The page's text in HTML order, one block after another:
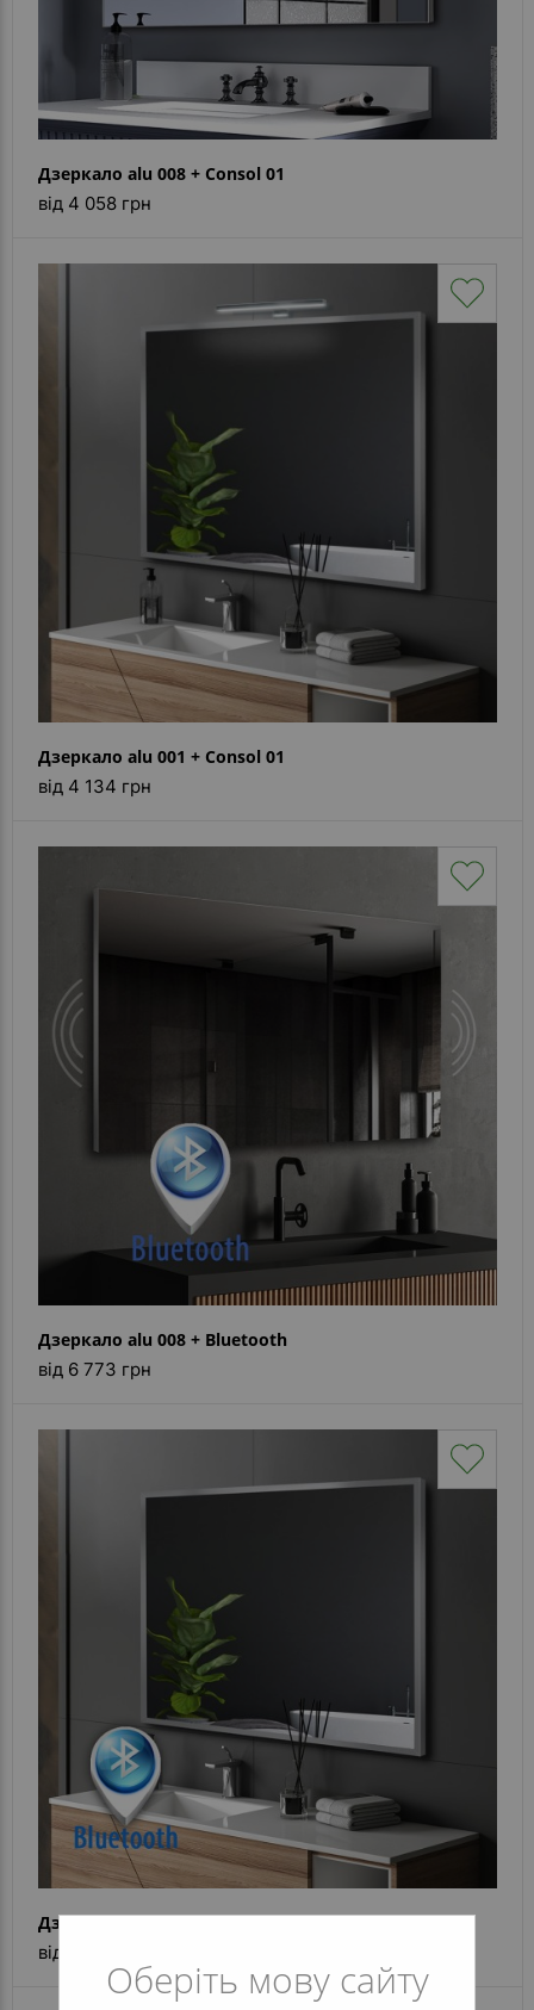
Оберіть мову сайту
Дзеркало alu 008 + Consol 01
від 4 058 грн
Дзеркало alu 001 + Consol 01
від 4 134 грн
Дзеркало alu 008 + Bluetooth
від 6 773 грн
Дзеркало alu 001 + Bluetooth
від 6 674 грн